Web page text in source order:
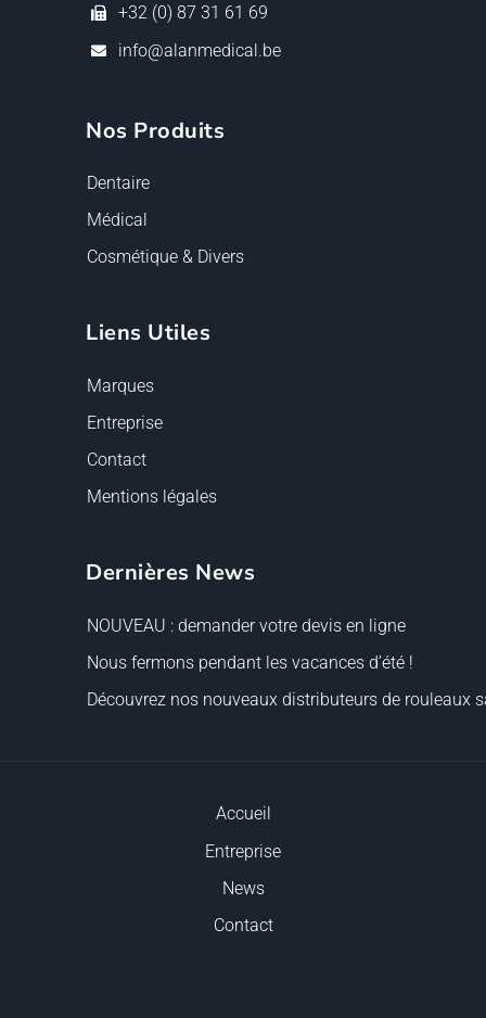
+32 (0) 87 31 61 69
info@alanmedical.be
Nos Produits
Dentaire
Médical
Cosmétique & Divers
Liens Utiles
Marques
Entreprise
Contact
Mentions légales
Dernières News
NOUVEAU : demander votre devis en ligne
Nous fermons pendant les vacances d’été !
Découvrez nos nouveaux distributeurs de rouleaux
Accueil
Entreprise
News
Contact